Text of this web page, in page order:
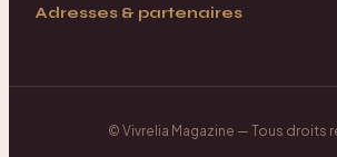
Adresses & partenaires
© Vivrelia Magazine — Tous droits